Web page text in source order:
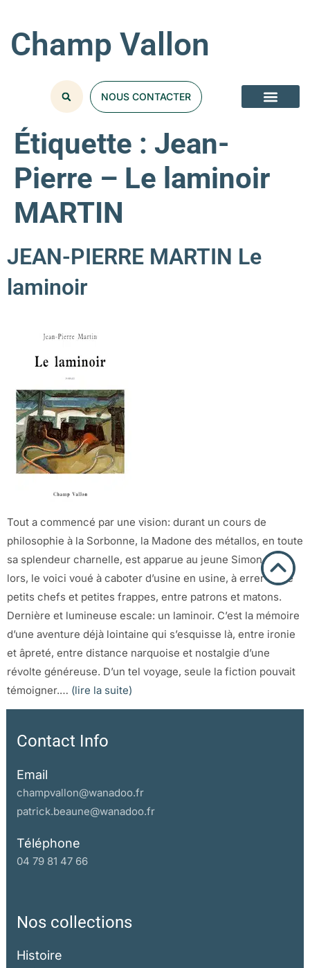
Champ Vallon
NOUS CONTACTER
Étiquette : Jean-
Pierre – Le laminoir
MARTIN
JEAN-PIERRE MARTIN Le
laminoir
Tout a commencé par une vision: durant un cours de
philosophie à la Sorbonne, la Madone des métallos, en toute
sa splendeur charnelle, est apparue au jeune Simon. Dès
lors, le voici voué à caboter d’usine en usine, à errer entre
petits chefs et petites frappes, entre patrons et matons.
Dernière et lumineuse escale: un laminoir. C’est la mémoire
d’une aventure déjà lointaine qui s’esquisse là, entre ironie
et âpreté, entre distance narquoise et nostalgie d’une
révolte généreuse. D’un tel voyage, seule la fiction pouvait
témoigner.… (lire la suite)
Contact Info
Email
champvallon@wanadoo.fr
patrick.beaune@wanadoo.fr
Téléphone
04 79 81 47 66
Nos collections
Histoire